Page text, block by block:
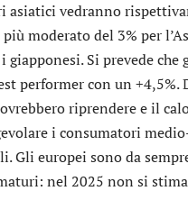
asiatici vedranno
moderato del 3% per
giapponesi. Si prevede che
performer con un +4,5%.
riprendere e il
i consumatori
Gli europei sono da
nel 2025 non si